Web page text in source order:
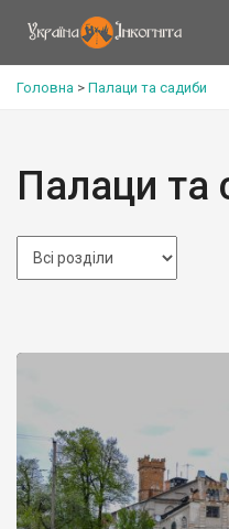
Головна > Палаци та садиби
Палаци та